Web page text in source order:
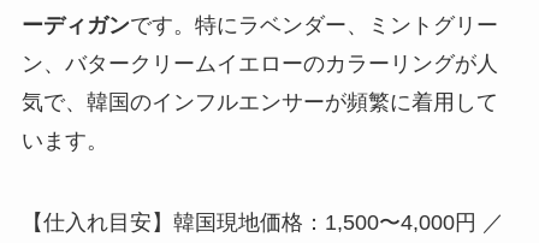
ーディガンです。特にラベンダー、ミントグリー
ン、バタークリームイエローのカラーリングが人
気で、韓国のインフルエンサーが頻繁に着用して
います。
【仕入れ目安】韓国現地価格：1,500〜4,000円 ／